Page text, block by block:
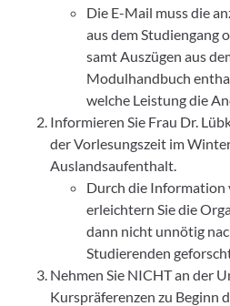
Die E-Mail muss die
aus dem Studiengang
samt Auszügen aus
Modulhandbuch
welche Leistung die
Informieren Sie Frau Dr.
der Vorlesungszeit im
Auslandsaufenthalt.
Durch die Information
erleichtern Sie die
dann nicht unnötig
Studierenden
Nehmen Sie NICHT an der
Kurspräferenzen zu Beginn